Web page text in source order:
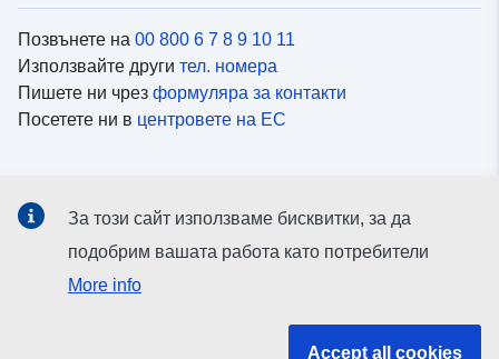
Позвънете на 00 800 6 7 8 9 10 11
Използвайте други тел. номера
Пишете ни чрез формуляра за контакти
Посетете ни в центровете на ЕС
Вижте профили на ЕС в социалните медии
Институции и органи на ЕС
За този сайт използваме бисквитки, за да
подобрим вашата работа като потребители
More info
Accept all cookies